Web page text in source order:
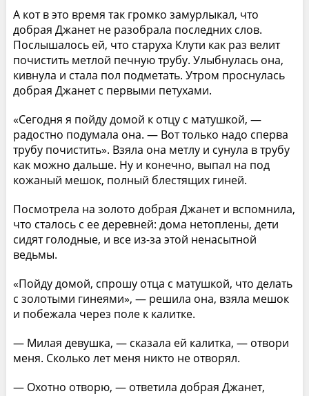
А кот в это время так громко замурлыкал, что
добрая Джанет не разобрала последних слов.
Послышалось ей, что старуха Клути как раз велит
почистить метлой печную трубу. Улыбнулась она,
кивнула и стала пол подметать. Утром проснулась
добрая Джанет с первыми петухами.
«Сегодня я пойду домой к отцу с матушкой, —
радостно подумала она. — Вот только надо сперва
трубу почистить». Взяла она метлу и сунула в трубу
как можно дальше. Ну и конечно, выпал на под
кожаный мешок, полный блестящих гиней.
Посмотрела на золото добрая Джанет и вспомнила,
что сталось с ее деревней: дома нетоплены, дети
сидят голодные, и все из-за этой ненасытной
ведьмы.
«Пойду домой, спрошу отца с матушкой, что делать
с золотыми гинеями», — решила она, взяла мешок
и побежала через поле к калитке.
— Милая девушка, — сказала ей калитка, — отвори
меня. Сколько лет меня никто не отворял.
— Охотно отворю, — ответила добрая Джанет,